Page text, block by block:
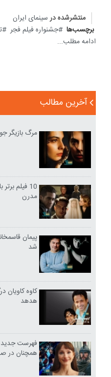
منتشرشده در سینمای ایران
برچسب‌ها
جشنواره فیلم فجر
ادامه مطلب...
آخرین مطالب
مرگ بازیگر
10 فیلم
مدرن
پیمان
شد
کاوه کاویان
هدهد
همچنان در